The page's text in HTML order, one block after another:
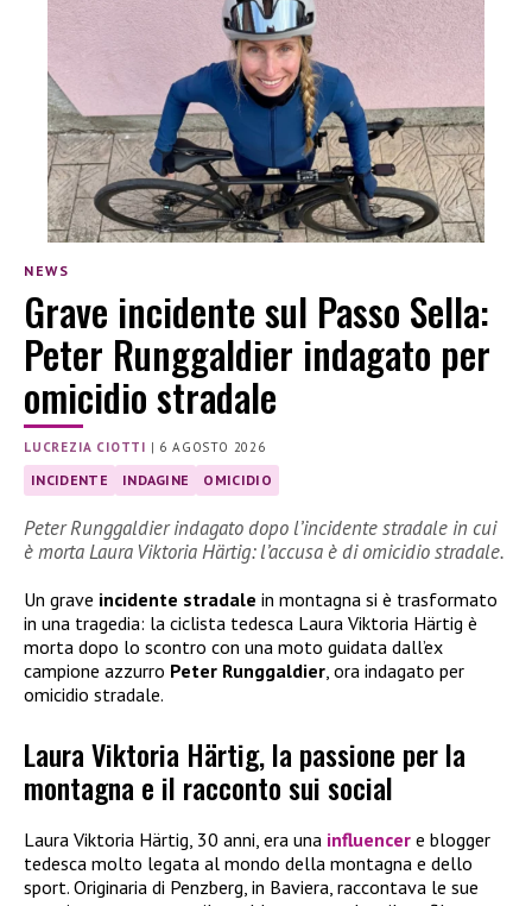
NEWS
Grave incidente sul Passo Sella:
Peter Runggaldier indagato per
omicidio stradale
LUCREZIA CIOTTI | 6 AGOSTO 2026
INCIDENTE INDAGINE OMICIDIO
Peter Runggaldier indagato dopo l’incidente stradale in cui
è morta Laura Viktoria Härtig: l’accusa è di omicidio stradale.
Un grave incidente stradale in montagna si è trasformato
in una tragedia: la ciclista tedesca Laura Viktoria Härtig è
morta dopo lo scontro con una moto guidata dall’ex
campione azzurro Peter Runggaldier , ora indagato per
omicidio stradale.
Laura Viktoria Härtig, la passione per la
montagna e il racconto sui social
Laura Viktoria Härtig, 30 anni, era una influencer e blogger
tedesca molto legata al mondo della montagna e dello
sport. Originaria di Penzberg, in Baviera, raccontava le sue